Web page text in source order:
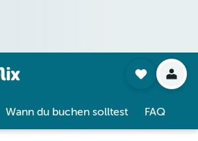
Wann du buchen solltest FAQ